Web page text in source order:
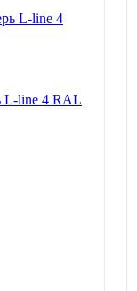
L-line 4 RAL